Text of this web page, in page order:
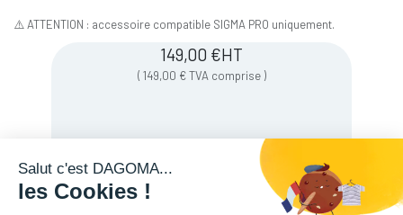
⚠️ ATTENTION : accessoire compatible SIGMA PRO uniquement.
149,00 €HT
( 149,00 € TVA comprise )
Soyez averti lorsque le produit est de
nouveau en stock
Salut c'est DAGOMA...
les Cookies !